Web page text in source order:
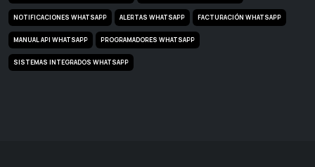
NOTIFICACIONES WHATSAPP ALERTAS WHATSAPP FACTURACIÓN WHATSAPP
MANUAL API WHATSAPP PROGRAMADORES WHATSAPP
SISTEMAS INTEGRADOS WHATSAPP